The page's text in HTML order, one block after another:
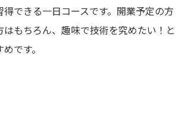
できる一日コースです。開業予定の方
もちろん、趣味で技術を究めたい！と
です。